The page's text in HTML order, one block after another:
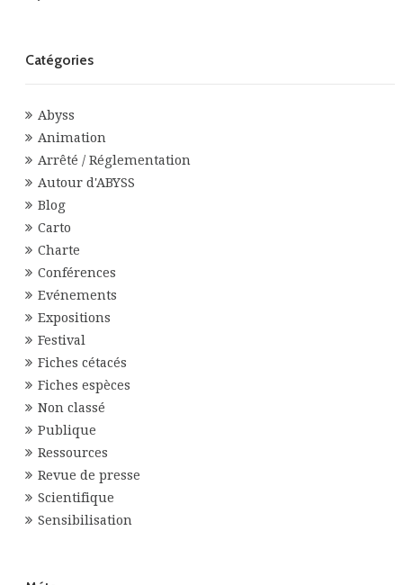
Catégories
Abyss
Animation
Arrêté / Réglementation
Autour d'ABYSS
Blog
Carto
Charte
Conférences
Evénements
Expositions
Festival
Fiches cétacés
Fiches espèces
Non classé
Publique
Ressources
Revue de presse
Scientifique
Sensibilisation